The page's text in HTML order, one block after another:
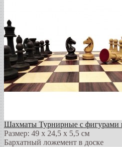
Шахматы Турнирные с фигурами
Размер: 49 х 24,5 х 5,5 см
Бархатный ложемент в доске